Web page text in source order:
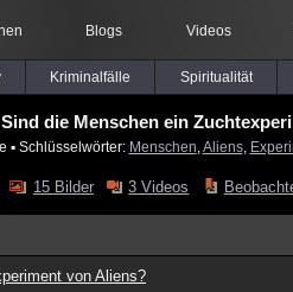
Blogs Videos
Kriminalfälle Spiritualität
Sind die Menschen ein
▪ Schlüsselwörter: Menschen Aliens,
15 Bilder 3 Videos
von Aliens?